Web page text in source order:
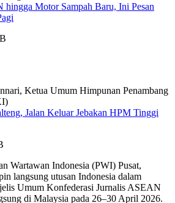
hingga Motor Sampah Baru, Ini Pesan
Jalan Keluar Jebakan HPM Tinggi